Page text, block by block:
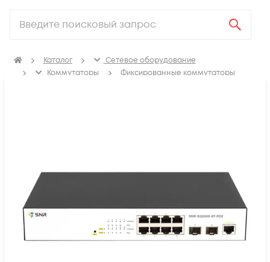
Каталог
Сетевое оборудование
Коммутаторы
Фиксированные коммутаторы